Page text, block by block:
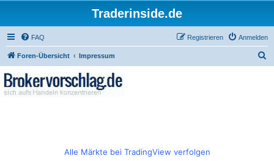
Traderinside.de
FAQ Anmelden
Registrieren
Foren-Übersicht Impressum
Alle Märkte bei TradingView verfolgen